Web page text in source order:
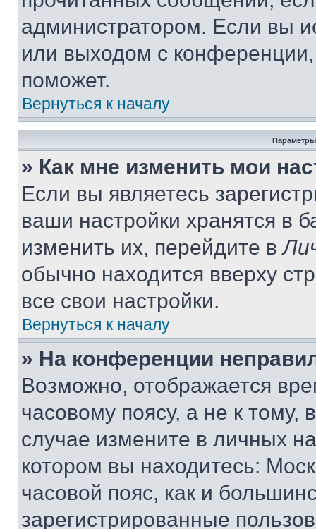
администратором. Если вы
или выходом с
поможет.
Вернуться к началу
Параметры
» Как мне изменить мои
Если вы являетесь
ваши настройки хранятся в
изменить их, перейдите в
обычно находится вверху
все свои настройки.
Вернуться к началу
» На конференции
Возможно, отображается
часовому поясу, а не к тому,
случае измените в личных
котором вы находитесь:
часовой пояс, как и
зарегистрированные